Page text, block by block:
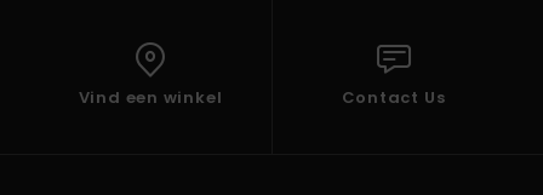
Vind een winkel Contact Us